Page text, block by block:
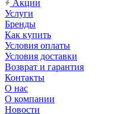
Акции
Услуги
Бренды
Как купить
Условия оплаты
Условия доставки
Возврат и гарантия
Контакты
О нас
О компании
Новости